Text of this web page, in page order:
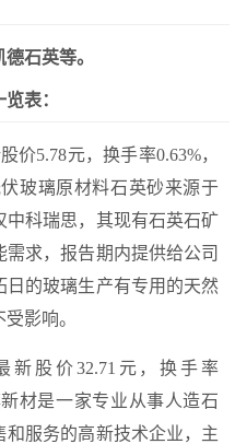
石英等。
表：
价5.78元，换手率0.63%，
玻璃原材料石英砂来源于
中科瑞思，其现有石英石矿
求，报告期内提供给公司
的玻璃生产有专用的天然
影响。
新股价32.71元，换手率
材是一家专业从事人造石
服务的高新技术企业，主